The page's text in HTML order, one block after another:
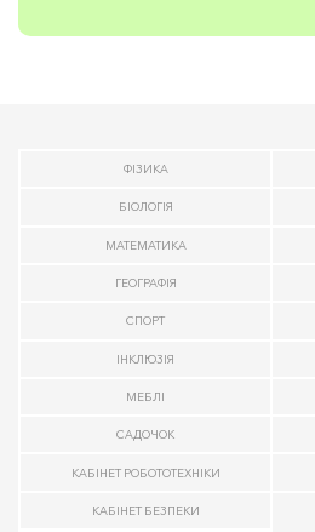
ФІЗИКА
БІОЛОГІЯ
МАТЕМАТИКА
ГЕОГРАФІЯ
СПОРТ
ІНКЛЮЗІЯ
МЕБЛІ
САДОЧОК
КАБІНЕТ РОБОТОТЕХНІКИ
КАБІНЕТ БЕЗПЕКИ